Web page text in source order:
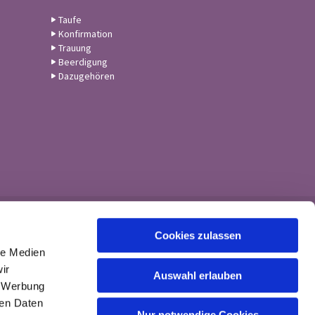
Medien
Daten
Cookies zulassen
Auswahl erlauben
Taufe
Konfirmation
Trauung
Beerdigung
Dazugehören